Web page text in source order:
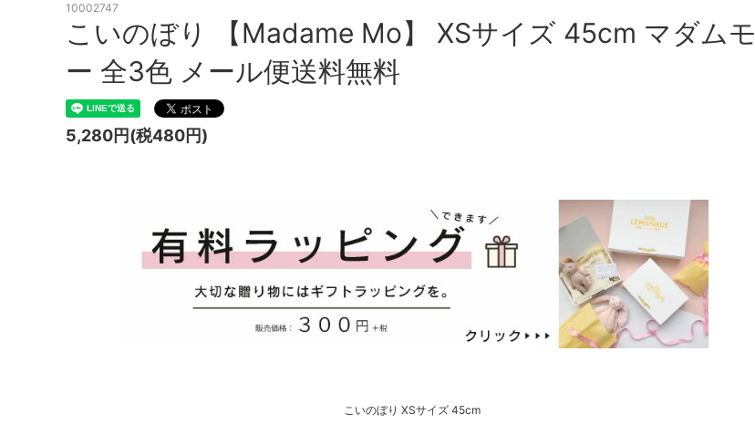
10002747
こいのぼり 【Madame Mo】 XSサイズ 45cm マダムモ
ー 全3色 メール便送料無料
5,280円(税480円)
こいのぼり XSサイズ 45cm